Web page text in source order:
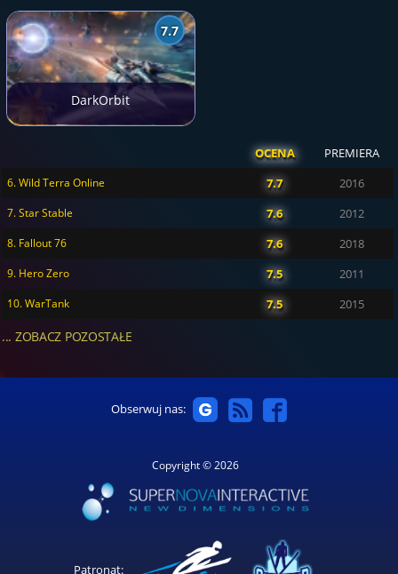
7.7
DarkOrbit
OCENA PREMIERA
6. Wild Terra Online 7.7 2016
7. Star Stable 7.6 2012
8. Fallout 76 7.6 2018
9. Hero Zero 7.5 2011
10. WarTank 7.5 2015
... ZOBACZ POZOSTAŁE
Obserwuj nas:
Copyright © 2026
Patronat: